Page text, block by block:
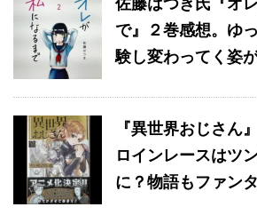
佐藤はつき氏『オ
で』２巻感想。ゆ
験し変わってく姿
『異世界おじさん
ロインレースはツ
に？物語もファン